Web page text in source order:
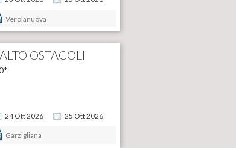
Verolanuova
OSTACOLI
24Ott2026 25 Ott2026
Garzigliana